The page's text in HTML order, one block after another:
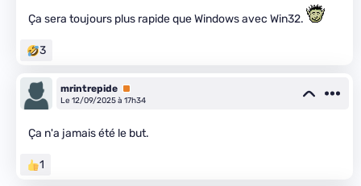
Ça sera toujours plus rapide que Windows avec Win32.
3
mrintrepide Premium
Le 12/09/2025 à 17h34
Ça n'a jamais été le but.
1